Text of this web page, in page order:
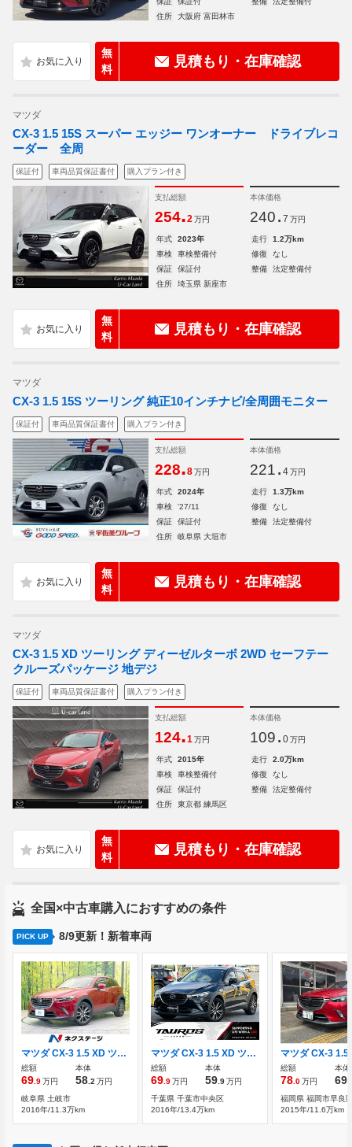
住所
大阪府 富田林市
無
料
見積もり・在庫確認
マツダ
CX-3 1.5 15S スーパー エッジー ワンオーナー ドライブレコ
ーダー 全周
保証付 車両品質保証書付 購入プラン付き
支払総額
254.2 万円
本体価格
240. 7 万円
年式 2023年 走行
1.2万km
車検
車検整備付 修復
なし
保証
保証付 整備
法定整備付
住所
埼玉県 新座市
無
料
見積もり・在庫確認
マツダ
CX-3 1.5 15S ツーリング 純正10インチナビ/全周囲モニター
保証付 車両品質保証書付 購入プラン付き
支払総額
228.8 万円
本体価格
221. 4 万円
年式 2024年 走行
1.3万km
車検
'27/11 修復
なし
保証
保証付 整備
法定整備付
住所
岐阜県 大垣市
無
料
見積もり・在庫確認
マツダ
CX-3 1.5 XD ツーリング ディーゼルターボ 2WD セーフテー
クルーズパッケージ 地デジ
保証付 車両品質保証書付 購入プラン付き
支払総額
124.1 万円
本体価格
109. 0 万円
年式 2015年 走行
2.0万km
車検
車検整備付 修復
なし
保証
保証付 整備
法定整備付
住所
東京都 練馬区
無
料
見積もり・在庫確認
全国×中古車購入におすすめの条件
PICK UP 8/9更新！新着車両
マツダ CX-3 1.5 XD ツーリング ディーゼルターボ ディーゼル(軽油) バックカメラ
総額
69 .9万円
本体
58 .2 万円
岐阜県 土岐市
2016年/11.3万km
マツダ CX-3 1.5 XD ツーリング ディーゼルターボ ユーザー買取車/純正ナビ
総額
69 .9万円
本体
59 .9万円
千葉県 千葉市中央区
2016年/13.4万km
総額
78 .0万円
本体
69
福岡県 福岡市早良
2015年/11.6万km